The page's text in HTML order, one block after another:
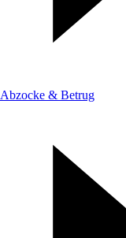
Abzocke & Betrug